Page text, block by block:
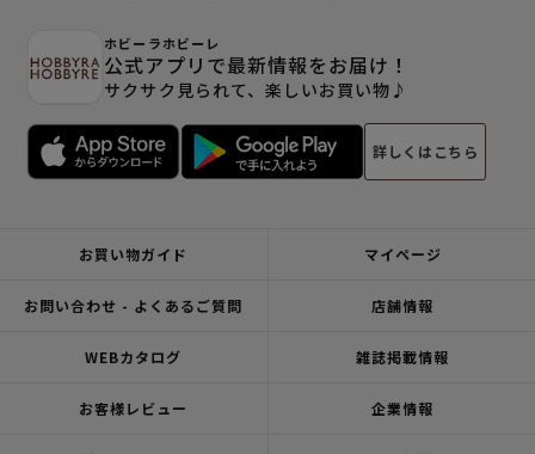
ホビーラホビーレ
公式アプリで最新情報をお届け！
サクサク見られて、楽しいお買い物♪
詳しくはこちら
お買い物ガイド マイページ
お問い合わせ - よくあるご質問 店舗情報
WEBカタログ 雑誌掲載情報
お客様レビュー 企業情報